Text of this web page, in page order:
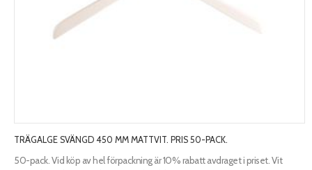
TRÄGALGE SVÄNGD 450 MM MATTVIT. PRIS 50-PACK.
50-pack. Vid köp av hel förpackning är 10% rabatt avdraget i priset. Vit